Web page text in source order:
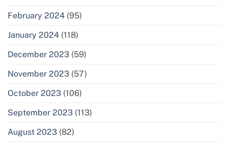
February 2024 (95)
January 2024 (118)
December 2023 (59)
November 2023 (57)
October 2023 (106)
September 2023 (113)
August 2023 (82)